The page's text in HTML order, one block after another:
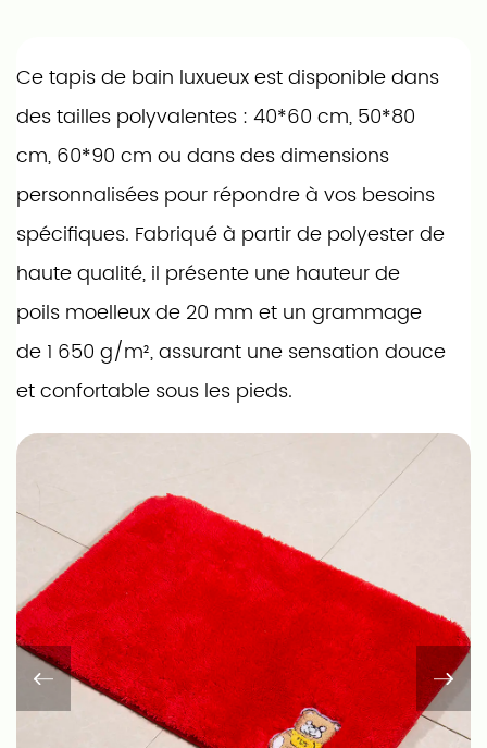
Ce tapis de bain luxueux est disponible dans
des tailles polyvalentes : 40*60 cm, 50*80
cm, 60*90 cm ou dans des dimensions
personnalisées pour répondre à vos besoins
spécifiques. Fabriqué à partir de polyester de
haute qualité, il présente une hauteur de
poils moelleux de 20 mm et un grammage
de 1 650 g/m², assurant une sensation douce
et confortable sous les pieds.
Le tapis présente un type de construction
performances durables. Son dos en tissu non
tissé, équipé de points antidérapants, offre
une adhérence sûre sur diverses surfaces, ce
qui en fait un choix sûr pour les zones à fort
trafic. Le « Tapis de bain en velours brillant »
est conçu pour une utilisation en intérieur et